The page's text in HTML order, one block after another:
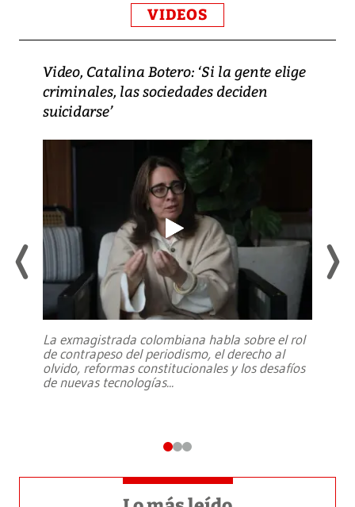
VIDEOS
Video, Catalina Botero: ‘Si la gente elige
criminales, las sociedades deciden
suicidarse’
La exmagistrada colombiana habla sobre el rol
de contrapeso del periodismo, el derecho al
olvido, reformas constitucionales y los desafíos
de nuevas tecnologías...